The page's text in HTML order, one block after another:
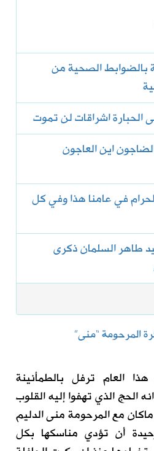
بالضوابط الصحية من
اشراقات لن تموت
اين العاجون
في عامنا هذا وفي كل
طاهر السلمان ذكرى
المرحومة “منى”
العام ترفل بالطمأنينة
الحج الذي تهفوا إليه القلوب
مع المرحومة منى الدليم
أن تؤدي مناسكها بكل